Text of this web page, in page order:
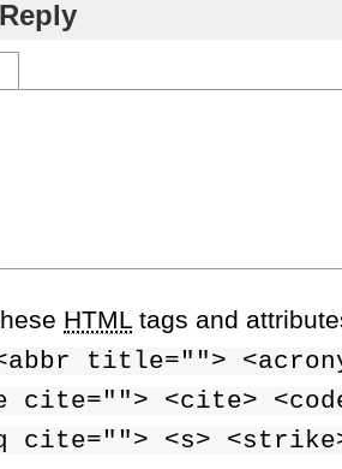
HTML tags and
title="">
cite=""> <cite>
cite=""> <s>